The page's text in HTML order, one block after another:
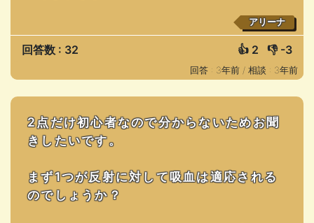
アリーナ
回答数 : 32 👍 2 👎 -3
回答 : 3年前 / 相談 : 3年前
2点だけ初心者なので分からないためお聞
きしたいです。
まず1つが反射に対して吸血は適応される
のでしょうか？